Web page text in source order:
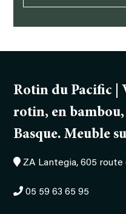
Rotin du Pacific |
rotin, en bambou,
Basque. Meuble
ZA Lantegia, 605
05 59 63 65 95